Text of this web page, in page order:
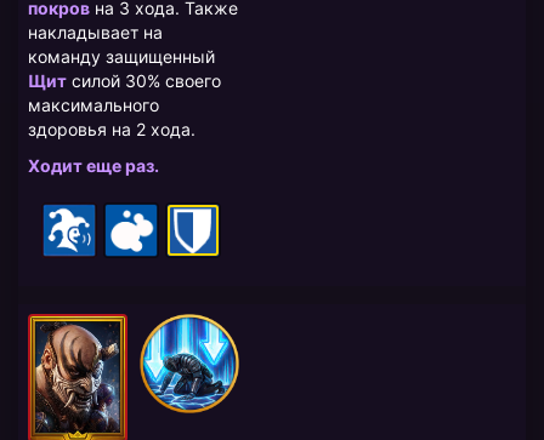
покров на 3 хода. Также
накладывает на
команду защищенный
Щит силой 30% своего
максимального
здоровья на 2 хода.
Ходит еще раз.